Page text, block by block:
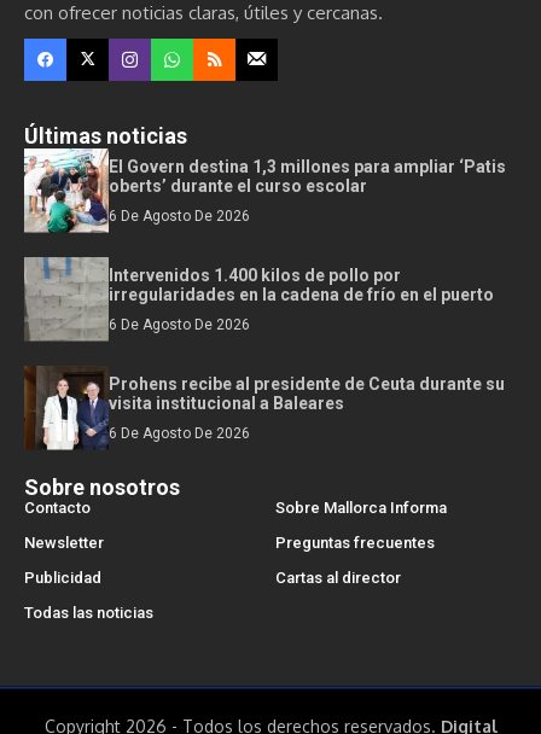
con ofrecer noticias claras, útiles y cercanas.
Últimas noticias
El Govern destina 1,3 millones para ampliar ‘Patis
oberts’ durante el curso escolar
6 De Agosto De 2026
Intervenidos 1.400 kilos de pollo por
irregularidades en la cadena de frío en el puerto
6 De Agosto De 2026
Prohens recibe al presidente de Ceuta durante su
visita institucional a Baleares
6 De Agosto De 2026
Sobre nosotros
Contacto
Sobre Mallorca Informa
Newsletter
Preguntas frecuentes
Publicidad
Cartas al director
Todas las noticias
Copyright 2026 - Todos los derechos reservados. Digital